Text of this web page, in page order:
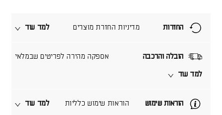
הוראות שימוש הוראות שימוש כלליות למד עוד
הובלה והרכבה אספקה מהירה לפריטים שבמלאי
למד עוד
החזרות מדיניות החזרת מוצרים למד עוד